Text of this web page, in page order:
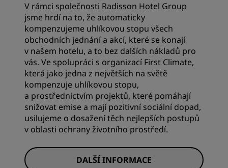
V rámci společnosti Radisson Hotel Group
jsme hrdí na to, že automaticky
kompenzujeme uhlíkovou stopu všech
obchodních jednání a akcí, které se konají
v našem hotelu, a to bez dalších nákladů pro
vás. Ve spolupráci s organizací First Climate,
která jako jedna z největších na světě
kompenzuje uhlíkovou stopu,
a prostřednictvím projektů, které pomáhají
snižovat emise a mají pozitivní sociální dopad,
usilujeme o dosažení těch nejlepších postupů
v oblasti ochrany životního prostředí.
DALŠÍ INFORMACE